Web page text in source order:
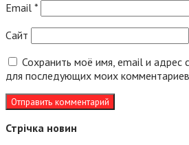
Email *
Сайт
Сохранить моё имя, email и адрес
для последующих моих
Стрічка новин